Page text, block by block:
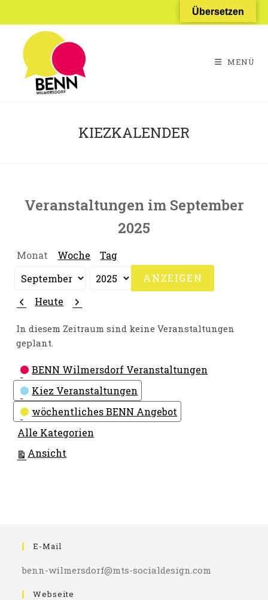
Inhalt
springen
MENÜ
KIEZKALENDER
Veranstaltungen im September
2025
Monat Woche Tag
Monat
Jahr
Zurück
Heute Weiter
In diesem Zeitraum sind keine Veranstaltungen
geplant.
Kategorien
BENN Wilmersdorf Veranstaltungen
Kiez Veranstaltungen
wöchentliches BENN Angebot
Alle Kategorien
Ansicht
E-Mail
benn-wilmersdorf@mts-socialdesign.com
Webseite
Übersetzen